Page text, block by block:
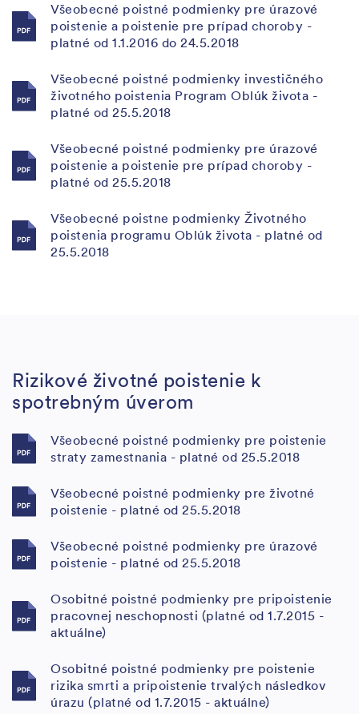
Všeobecné poistné podmienky pre úrazové
poistenie a poistenie pre prípad choroby -
platné od 1.1.2016 do 24.5.2018
Všeobecné poistné podmienky investičného
životného poistenia Program Oblúk života -
platné od 25.5.2018
Všeobecné poistné podmienky pre úrazové
poistenie a poistenie pre prípad choroby -
platné od 25.5.2018
Všeobecné poistne podmienky Životného
poistenia programu Oblúk života - platné od
25.5.2018
Rizikové životné poistenie k
spotrebným úverom
Všeobecné poistné podmienky pre poistenie
straty zamestnania - platné od 25.5.2018
Všeobecné poistné podmienky pre životné
poistenie - platné od 25.5.2018
Všeobecné poistné podmienky pre úrazové
poistenie - platné od 25.5.2018
Osobitné poistné podmienky pre pripoistenie
pracovnej neschopnosti (platné od 1.7.2015 -
aktuálne)
Osobitné poistné podmienky pre poistenie
rizika smrti a pripoistenie trvalých následkov
úrazu (platné od 1.7.2015 - aktuálne)